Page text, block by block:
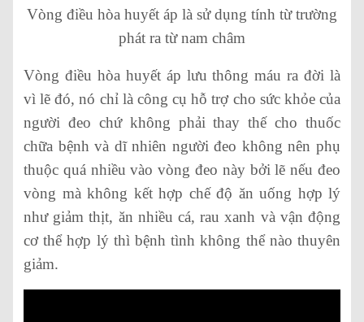
Vòng điều hòa huyết áp là sử dụng tính từ trường
phát ra từ nam châm
Vòng điều hòa huyết áp lưu thông máu ra đời là
vì lẽ đó, nó chỉ là công cụ hỗ trợ cho sức khỏe của
người đeo chứ không phải thay thế cho thuốc
chữa bệnh và dĩ nhiên người đeo không nên phụ
thuộc quá nhiều vào vòng đeo này bởi lẽ nếu đeo
vòng mà không kết hợp chế độ ăn uống hợp lý
như giảm thịt, ăn nhiều cá, rau xanh và vận động
cơ thể hợp lý thì bệnh tình không thể nào thuyên
giảm.